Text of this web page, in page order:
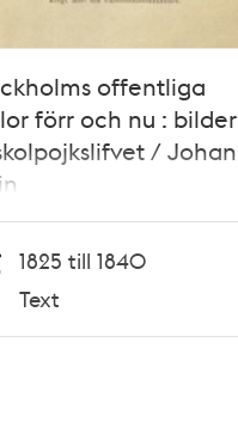
offentliga
förr och nu : bilder
/ Johan
1825 till 1840
Text